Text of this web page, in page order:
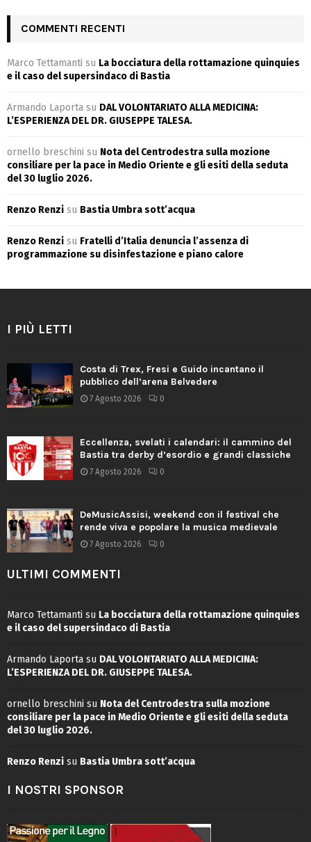
COMMENTI RECENTI
Marco Tettamanti su La bocciatura della rottamazione quinquies
e il caso del supersindaco di Bastia
Armando Laporta su DAL VOLONTARIATO ALLA MEDICINA:
L’ESPERIENZA DEL DR. GIUSEPPE TALESA.
ornello breschini su Nota del Centrodestra sulla mozione
consiliare per la pace in Medio Oriente e gli esiti della seduta
del 30 luglio 2026.
Renzo Renzi su Bastia Umbra sott’acqua
Renzo Renzi su Fratelli d’Italia denuncia l’assenza di
programmazione su disinfestazione e piano calore
I PIÙ LETTI
Costa di Trex, Fresi e Guido incantano il
pubblico dell’arena Belvedere
7 Agosto 2026 0
Eccellenza, svelati i calendari: il cammino del
Bastia tra derby d’esordio e grandi classiche
7 Agosto 2026 0
DeMusicAssisi, weekend con il festival che
rende viva e popolare la musica medievale
7 Agosto 2026 0
ULTIMI COMMENTI
Marco Tettamanti su La bocciatura della rottamazione quinquies
e il caso del supersindaco di Bastia
Armando Laporta su DAL VOLONTARIATO ALLA MEDICINA:
L’ESPERIENZA DEL DR. GIUSEPPE TALESA.
ornello breschini su Nota del Centrodestra sulla mozione
consiliare per la pace in Medio Oriente e gli esiti della seduta
del 30 luglio 2026.
Renzo Renzi su Bastia Umbra sott’acqua
I NOSTRI SPONSOR